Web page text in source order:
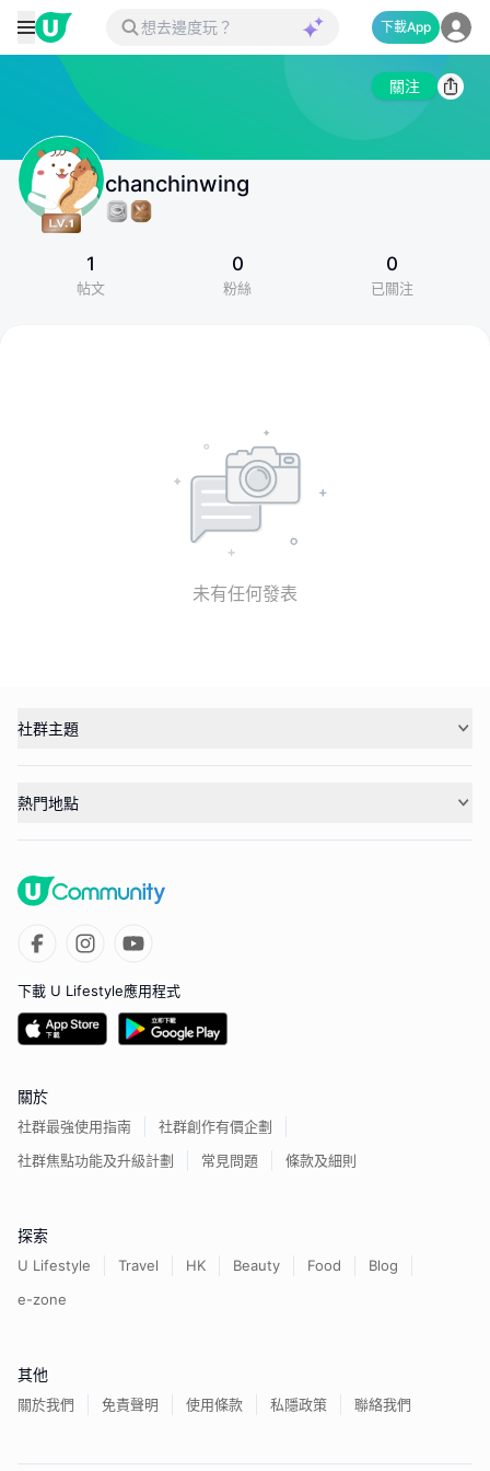
下載App
關注
chanchinwing
1
帖文
0
粉絲
0
已關注
未有任何發表
社群主題
熱門地點
下載 U Lifestyle應用程式
關於
社群最強使用指南
社群創作有價企劃
社群焦點功能及升級計劃
常見問題 條款及細則
探索
U Lifestyle Travel HK Beauty Food
Blog
e-zone
其他
關於我們 免責聲明 使用條款 私隱政策 聯絡我們